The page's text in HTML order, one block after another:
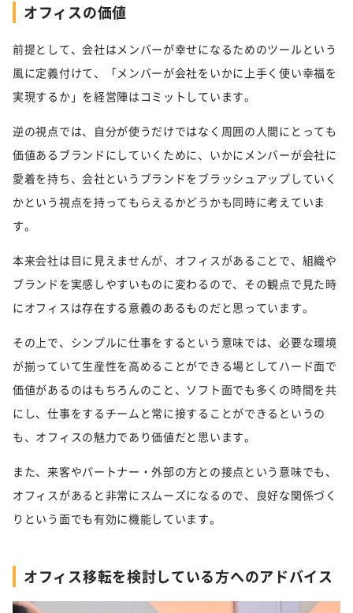
オフィスの価値
前提として、会社はメンバーが幸せになるためのツールという
風に定義付けて、「メンバーが会社をいかに上手く使い幸福を
実現するか」を経営陣はコミットしています。
逆の視点では、自分が使うだけではなく周囲の人間にとっても
価値あるブランドにしていくために、いかにメンバーが会社に
愛着を持ち、会社というブランドをブラッシュアップしていく
かという視点を持ってもらえるかどうかも同時に考えていま
す。
本来会社は目に見えませんが、オフィスがあることで、組織や
ブランドを実感しやすいものに変わるので、その観点で見た時
にオフィスは存在する意義のあるものだと思っています。
その上で、シンプルに仕事をするという意味では、必要な環境
が揃っていて生産性を高めることができる場としてハード面で
価値があるのはもちろんのこと、ソフト面でも多くの時間を共
にし、仕事をするチームと常に接することができるというの
も、オフィスの魅力であり価値だと思います。
また、来客やパートナー・外部の方との接点という意味でも、
オフィスがあると非常にスムーズになるので、良好な関係づく
りという面でも有効に機能しています。
オフィス移転を検討している方へのアドバイス